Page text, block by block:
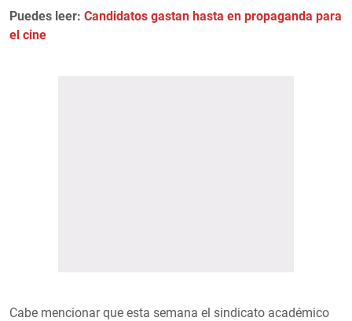
Puedes leer: Candidatos gastan hasta en propaganda para
el cine
Cabe mencionar que esta semana el sindicato académico